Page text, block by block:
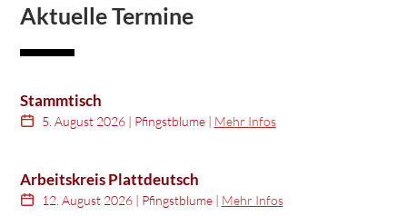
Aktuelle Termine
Stammtisch
5. August 2026| Pfingstblume | Mehr Infos
Arbeitskreis Plattdeutsch
12. August 2026| Pfingstblume | Mehr Infos